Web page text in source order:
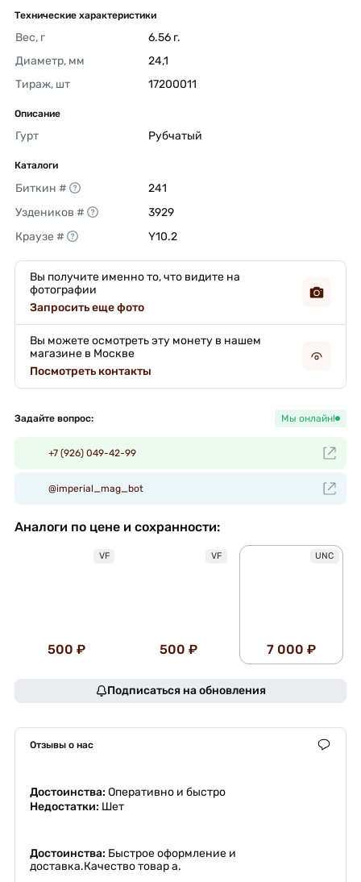
Технические характеристики
Вес, г
6.56 г.
Диаметр, мм
24,1
Тираж, шт
17200011
Описание
Гурт Рубчатый
Каталоги
Биткин #
241
Уздеников #
3929
Краузе #
Y10.2
Вы получите именно то, что видите на
фотографии
Запросить еще фото
Вы можете осмотреть эту монету в нашем
магазине в Москве
Посмотреть контакты
Задайте вопрос: Мы онлайн!
+7 (926) 049-42-99
@imperial_mag_bot
Аналоги по цене и сохранности:
VF
500 ₽
VF
500 ₽
UNC
7 000 ₽
Подписаться на обновления
Отзывы о нас
Достоинства: Оперативно и быстро
Недостатки: Шет
Достоинства: Быстрое оформление и
доставка.Качество товар а.